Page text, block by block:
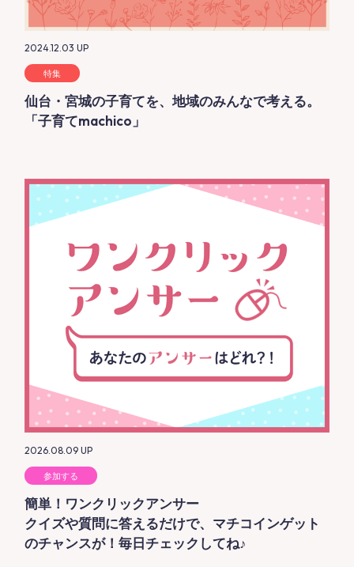
2024.12.03 UP
特集
仙台・宮城の子育てを、地域のみんなで考える。
「子育てmachico」
2026.08.09 UP
参加する
簡単！ワンクリックアンサー
クイズや質問に答えるだけで、マチコインゲット
のチャンスが！毎日チェックしてね♪